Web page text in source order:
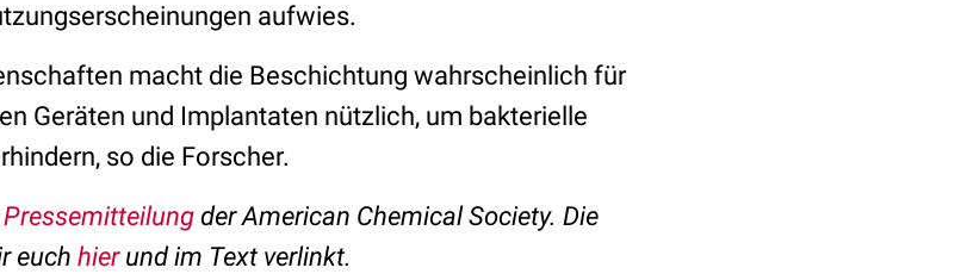
aufwies.
macht die Beschichtung wahrscheinlich für
Geräten und Implantaten nützlich, um bakterielle
so die Forscher.
Pressemitteilung der American Chemical Society. Die
euch hierund im Text verlinkt.